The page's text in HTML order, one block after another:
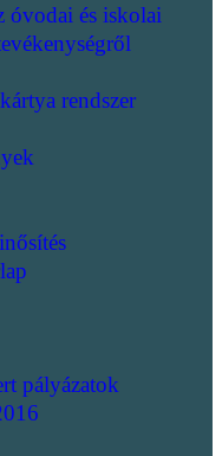
óvodai és iskolai
rendszer
pályázatok